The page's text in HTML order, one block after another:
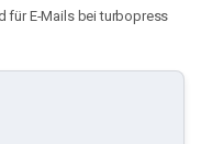
für E-Mails bei turbopress